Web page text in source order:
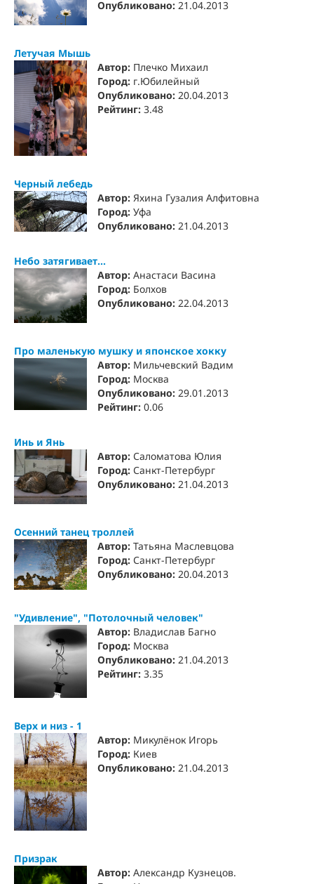
Опубликовано: 21.04.2013
Летучая Мышь
Автор: Плечко Михаил
Город: г.Юбилейный
Опубликовано: 20.04.2013
Рейтинг:3.48
Черный лебедь
Автор: Яхина Гузалия Алфитовна
Город:Уфа
Опубликовано: 21.04.2013
Небо затягивает...
Автор:Анастаси Васина
Город: Болхов
Опубликовано: 22.04.2013
Про маленькую мушку и японское хокку
Автор: Мильчевский Вадим
Город: Москва
Опубликовано:29.01.2013
Рейтинг:0.06
Инь и Янь
Автор:Саломатова Юлия
Город:Санкт-Петербург
Опубликовано:21.04.2013
Осенний танец троллей
Автор:Татьяна Маслевцова
Город:Санкт-Петербург
Опубликовано:20.04.2013
"Удивление", "Потолочный человек"
Автор: Владислав Багно
Город: Москва
Опубликовано: 21.04.2013
Рейтинг:3.35
Верх и низ - 1
Автор: Микулёнок Игорь
Город: Киев
Опубликовано: 21.04.2013
Призрак
Автор:Александр Кузнецов.